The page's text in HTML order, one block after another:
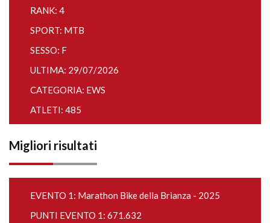
RANK: 4
SPORT: MTB
SESSO: F
ULTIMA: 29/07/2026
CATEGORIA: EWS
ATLETI: 485
Migliori risultati
EVENTO 1: Marathon Bike della Brianza - 2025
PUNTI EVENTO 1: 671.632